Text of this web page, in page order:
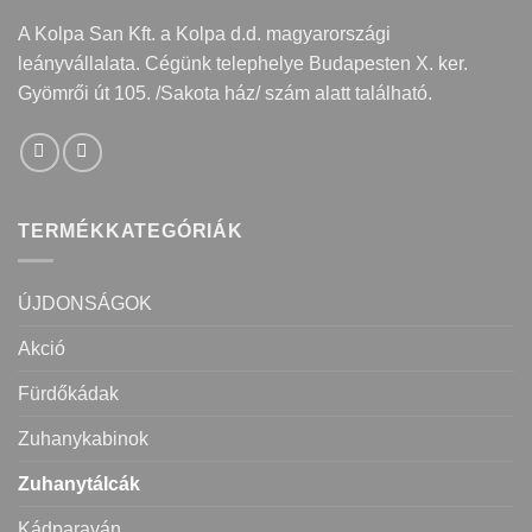
A Kolpa San Kft. a Kolpa d.d. magyarországi
leányvállalata. Cégünk telephelye Budapesten X. ker.
Gyömrői út 105. /Sakota ház/ szám alatt található.
TERMÉKKATEGÓRIÁK
ÚJDONSÁGOK
Akció
Fürdőkádak
Zuhanykabinok
Zuhanytálcák